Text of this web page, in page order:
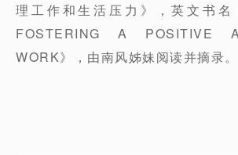
理工作和生活压力》，英文书名
FOSTERING A POSITIVE
WORK》，由南风姊妹阅读并摘录。